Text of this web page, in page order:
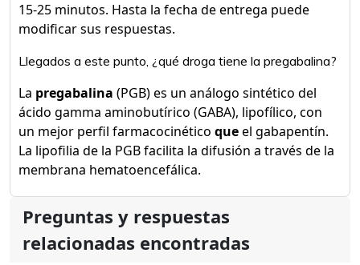
15-25 minutos. Hasta la fecha de entrega puede
modificar sus respuestas.
Llegados a este punto, ¿qué droga tiene la pregabalina?
La pregabalina (PGB) es un análogo sintético del
ácido gamma aminobutírico (GABA), lipofílico, con
un mejor perfil farmacocinético queel gabapentín.
La lipofilia de la PGB facilita la difusión a través de la
membrana hematoencefálica.
Preguntas y respuestas
relacionadas encontradas